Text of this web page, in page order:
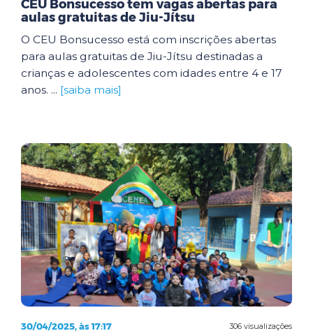
CEU Bonsucesso tem vagas abertas para
aulas gratuitas de Jiu-Jítsu
O CEU Bonsucesso está com inscrições abertas
para aulas gratuitas de Jiu-Jítsu destinadas a
crianças e adolescentes com idades entre 4 e 17
anos. ... [saiba mais]
306 visualizações
30/04/2025, às 17:17